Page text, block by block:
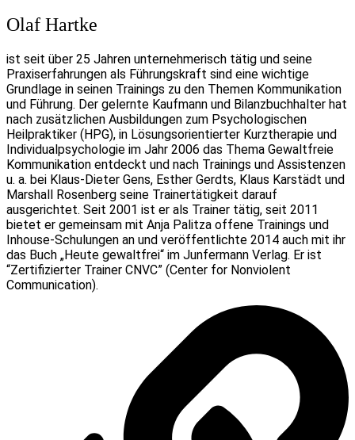
Olaf Hartke
ist seit über 25 Jahren unternehmerisch tätig und seine
Praxiserfahrungen als Führungskraft sind eine wichtige
Grundlage in seinen Trainings zu den Themen Kommunikation
und Führung. Der gelernte Kaufmann und Bilanzbuchhalter hat
nach zusätzlichen Ausbildungen zum Psychologischen
Heilpraktiker (HPG), in Lösungsorientierter Kurztherapie und
Individualpsychologie im Jahr 2006 das Thema Gewaltfreie
Kommunikation entdeckt und nach Trainings und Assistenzen
u. a. bei Klaus-Dieter Gens, Esther Gerdts, Klaus Karstädt und
Marshall Rosenberg seine Trainertätigkeit darauf
ausgerichtet. Seit 2001 ist er als Trainer tätig, seit 2011
bietet er gemeinsam mit Anja Palitza offene Trainings und
Inhouse-Schulungen an und veröffentlichte 2014 auch mit ihr
das Buch „Heute gewaltfrei“ im Junfermann Verlag. Er ist
“Zertifizierter Trainer CNVC” (Center for Nonviolent
Communication).